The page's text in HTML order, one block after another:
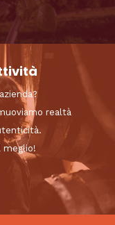
realtà
meglio!